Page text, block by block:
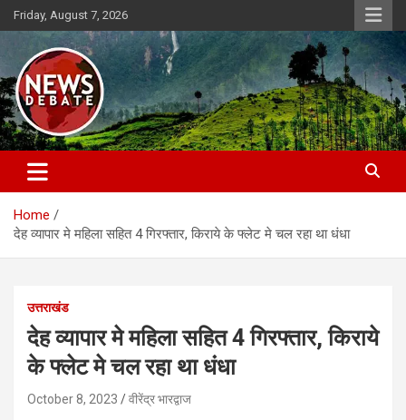
Skip
to
content
Friday, August 7, 2026
News Debate
Home
देह व्यापार मे महिला सहित 4 गिरफ्तार, किराये के फ्लेट मे चल रहा था धंधा
उत्तराखंड
देह व्यापार मे महिला सहित 4 गिरफ्तार, किराये
के फ्लेट मे चल रहा था धंधा
October 8, 2023 वीरेंद्र भारद्वाज